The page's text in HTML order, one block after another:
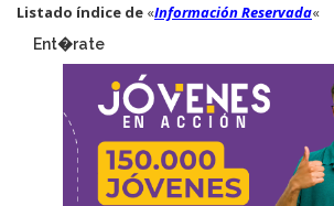
Listado índice de «Información Reservada«
Ent�rate